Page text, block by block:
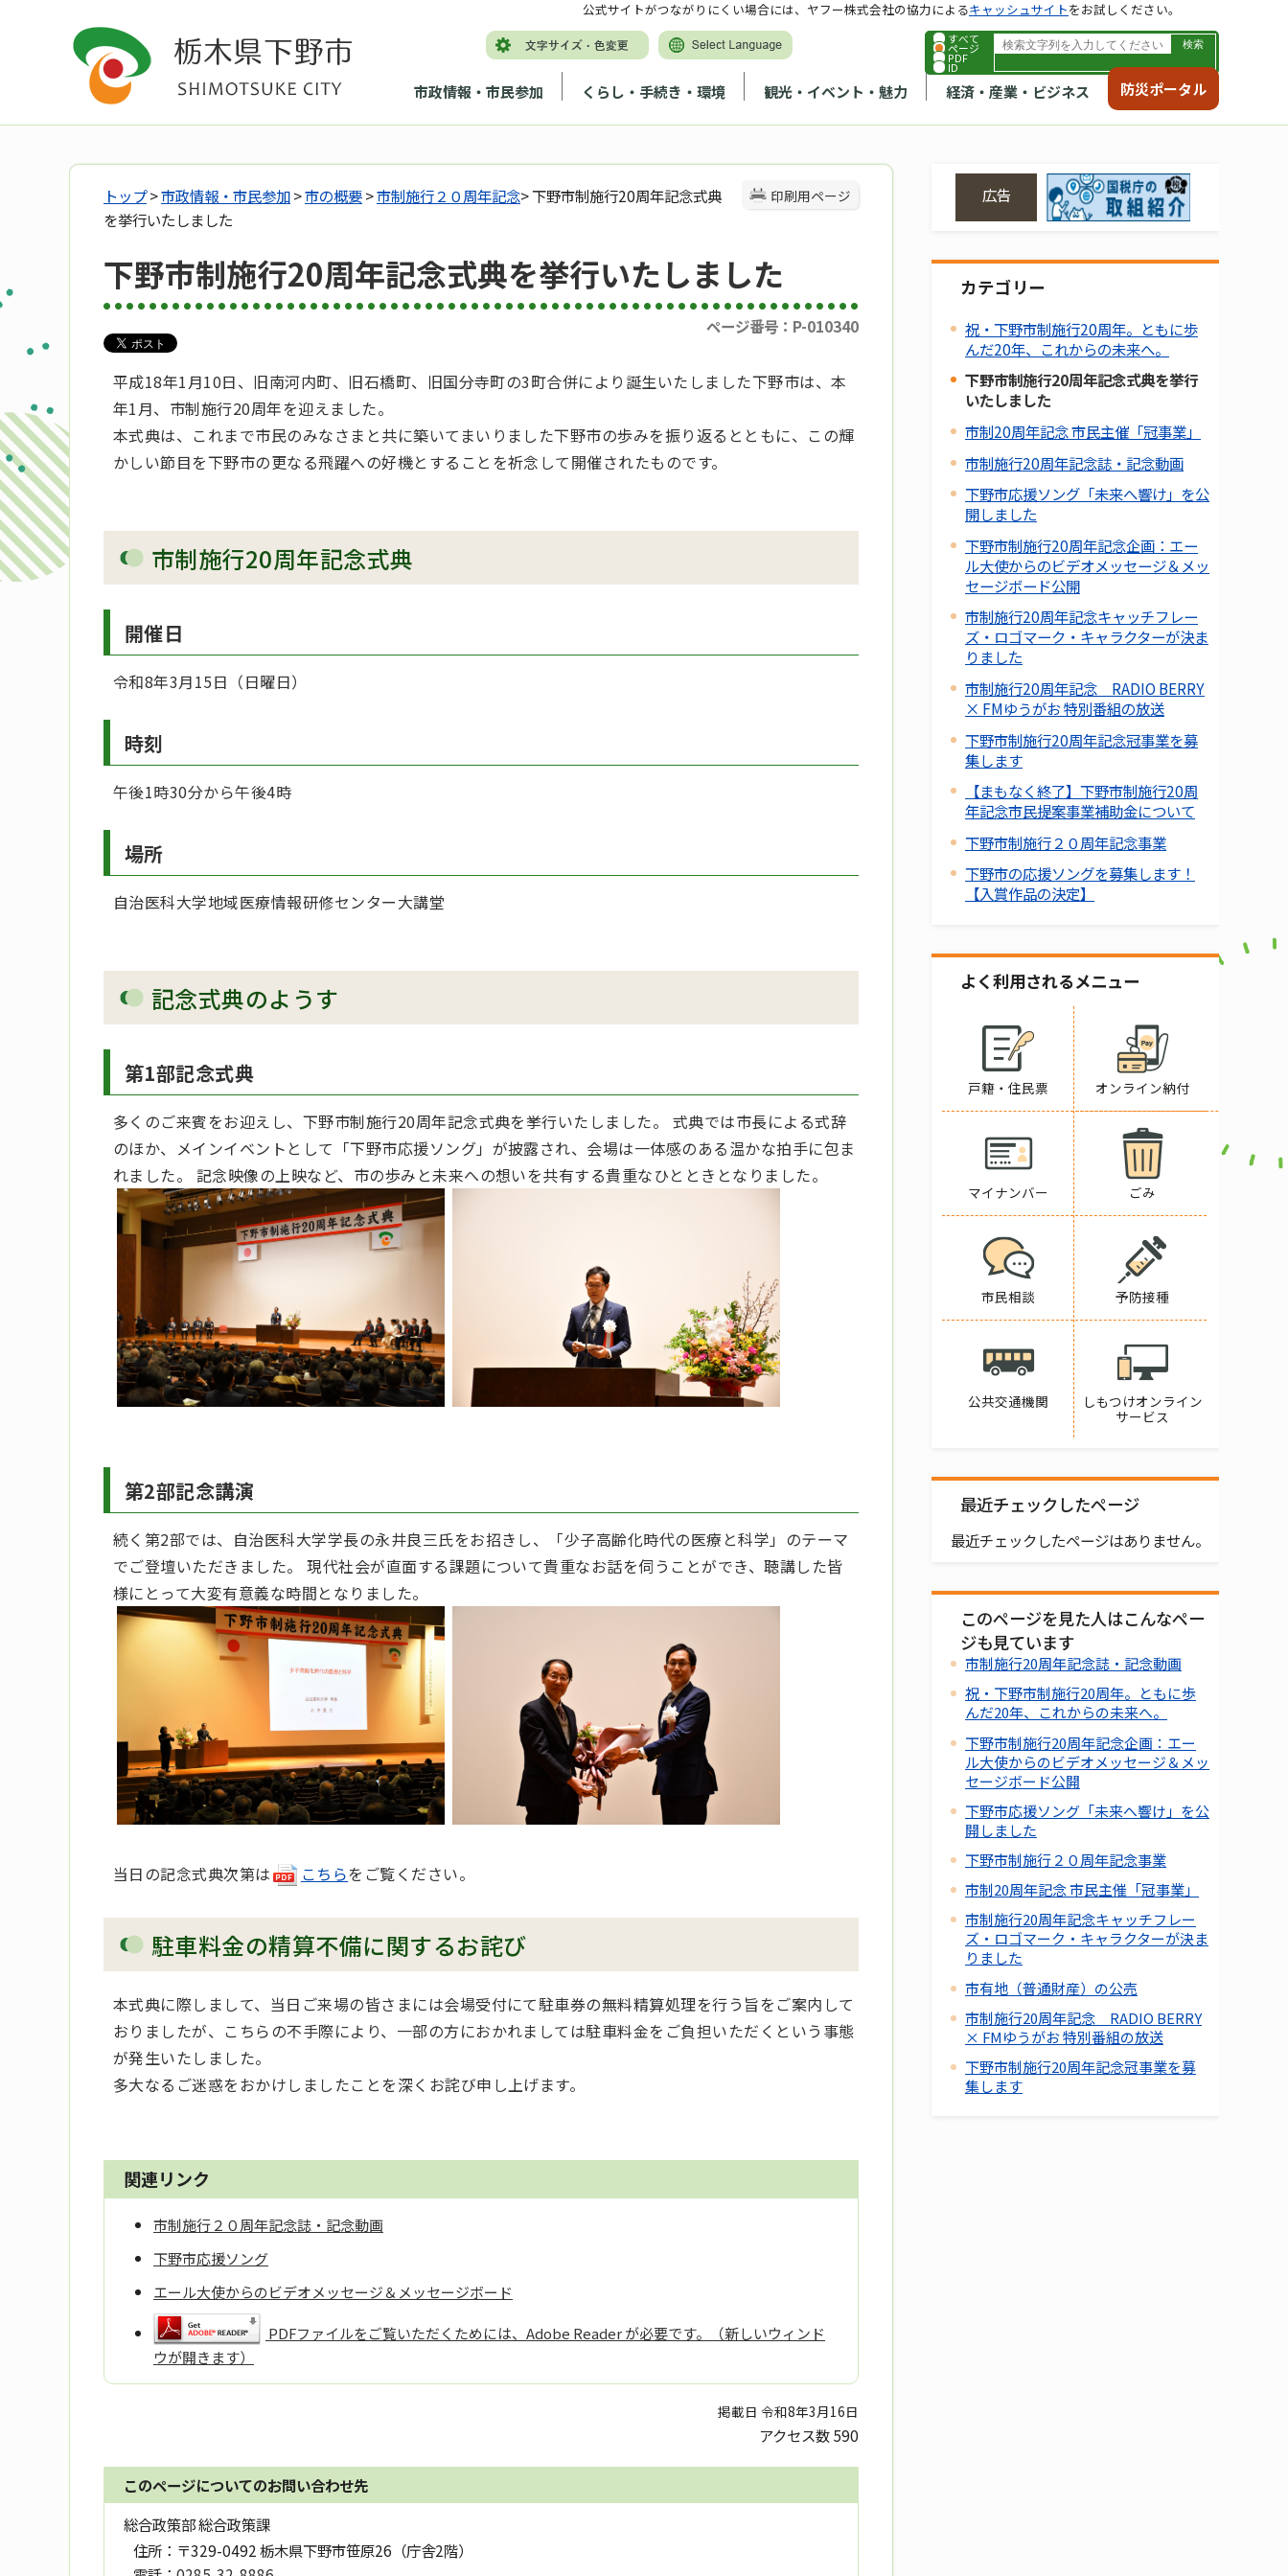
すべて
ページ
PDF
ID
市政情報・市民参加 くらし・手続き・環境 観光・イベント・魅力 経済・産業・ビジネス 防災ポータル
公式サイトがつながりにくい場合には、ヤフー株式会社の協力によるキャッシュサイトをお試しください。
印刷用ページ
トップ>市政情報・市民参加>市の概要>市制施行２０周年記念> 下野市制施行20周年記念式典
を挙行いたしました
下野市制施行20周年記念式典を挙行いたしました
ページ番号：P-010340
平成18年1月10日、旧南河内町、旧石橋町、旧国分寺町の3町合併により誕生いたしました下野市は、本
年1月、市制施行20周年を迎えました。
本式典は、これまで市民のみなさまと共に築いてまいりました下野市の歩みを振り返るとともに、この輝
かしい節目を下野市の更なる飛躍への好機とすることを祈念して開催されたものです。
市制施行20周年記念式典
開催日
令和8年3月15日（日曜日）
時刻
午後1時30分から午後4時
場所
自治医科大学地域医療情報研修センター大講堂
記念式典のようす
第1部記念式典
多くのご来賓をお迎えし、下野市制施行20周年記念式典を挙行いたしました。 式典では市長による式辞
のほか、メインイベントとして「下野市応援ソング」が披露され、会場は一体感のある温かな拍手に包ま
れました。 記念映像の上映など、市の歩みと未来への想いを共有する貴重なひとときとなりました。
第2部記念講演
続く第2部では、自治医科大学学長の永井良三氏をお招きし、「少子高齢化時代の医療と科学」のテーマ
でご登壇いただきました。 現代社会が直面する課題について貴重なお話を伺うことができ、聴講した皆
様にとって大変有意義な時間となりました。
当日の記念式典次第は こちらをご覧ください。
駐車料金の精算不備に関するお詫び
本式典に際しまして、当日ご来場の皆さまには会場受付にて駐車券の無料精算処理を行う旨をご案内して
おりましたが、こちらの不手際により、一部の方におかれましては駐車料金をご負担いただくという事態
が発生いたしました。
多大なるご迷惑をおかけしましたことを深くお詫び申し上げます。
関連リンク
市制施行２０周年記念誌・記念動画
下野市応援ソング
エール大使からのビデオメッセージ＆メッセージボード
PDFファイルをご覧いただくためには、Adobe Reader が必要です。（新しいウィンド
ウが開きます）
掲載日 令和8年3月16日
アクセス数590
このページについてのお問い合わせ先
総合政策部 総合政策課
住所： 〒329-0492 栃木県下野市笹原26（庁舎2階）
広告
カテゴリー
祝・下野市制施行20周年。ともに歩
んだ20年、これからの未来へ。
下野市制施行20周年記念式典を挙行
いたしました
市制20周年記念 市民主催「冠事業」
市制施行20周年記念誌・記念動画
下野市応援ソング「未来へ響け」を公
開しました
下野市制施行20周年記念企画：エー
ル大使からのビデオメッセージ＆メッ
セージボード公開
市制施行20周年記念キャッチフレー
ズ・ロゴマーク・キャラクターが決ま
りました
市制施行20周年記念 RADIO BERRY
× FMゆうがお 特別番組の放送
下野市制施行20周年記念冠事業を募
集します
【まもなく終了】下野市制施行20周
年記念市民提案事業補助金について
下野市制施行２０周年記念事業
下野市の応援ソングを募集します！
【入賞作品の決定】
よく利用されるメニュー
戸籍・住民票 オンライン納付
マイナンバー ごみ
市民相談 予防接種
公共交通機関
しもつけオンライン
サービス
最近チェックしたページ
最近チェックしたページはありません。
このページを見た人はこんなペー
ジも見ています
市制施行20周年記念誌・記念動画
祝・下野市制施行20周年。ともに歩
んだ20年、これからの未来へ。
下野市制施行20周年記念企画：エー
ル大使からのビデオメッセージ＆メッ
セージボード公開
下野市応援ソング「未来へ響け」を公
開しました
下野市制施行２０周年記念事業
市制20周年記念 市民主催「冠事業」
市制施行20周年記念キャッチフレー
ズ・ロゴマーク・キャラクターが決ま
りました
市有地（普通財産）の公売
市制施行20周年記念 RADIO BERRY
× FMゆうがお 特別番組の放送
下野市制施行20周年記念冠事業を募
集します